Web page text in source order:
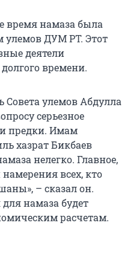
время намаза была
улемов ДУМ РТ. Этот
деятели
времени.
Совета улемов Абдулла
серьезное
предки. Имам
хазрат Бикбаев
нелегко. Главное,
всех, кто
– сказал он.
намаза будет
расчетам.